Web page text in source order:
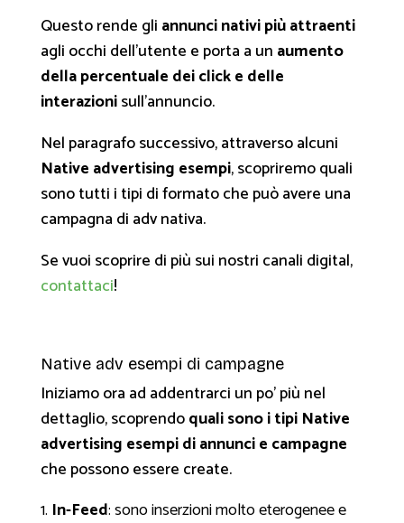
Questo rende gli annunci nativi più attraenti
agli occhi dell’utente e porta a un aumento
della percentuale dei click e delle
interazionisull’annuncio.
Nel paragrafo successivo, attraverso alcuni
Native advertising esempi, scopriremo quali
sono tutti i tipi di formato che può avere una
campagna di adv nativa.
Se vuoi scoprire di più sui nostri canali digital,
contattaci!
Native adv esempi di campagne
Iniziamo ora ad addentrarci un po’ più nel
dettaglio, scoprendoquali sono i tipi Native
advertising esempi di annunci e campagne
che possono essere create.
In-Feed: sono inserzioni molto eterogenee e